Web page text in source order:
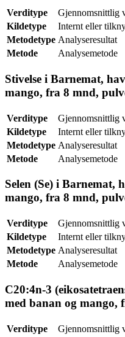
Verditype
Gjennomsnittlig
Kildetype
Internt eller
Metodetype Analyseresultat
Metode
Analysemetode
Stivelse i Barnemat,
mango, fra 8 mnd,
Verditype
Gjennomsnittlig
Kildetype
Internt eller
Metodetype Analyseresultat
Metode
Analysemetode
Selen (Se) i Barnemat,
mango, fra 8 mnd,
Verditype
Gjennomsnittlig
Kildetype
Internt eller
Metodetype Analyseresultat
Metode
Analysemetode
C20:4n-3
med banan og mango,
Verditype
Gjennomsnittlig